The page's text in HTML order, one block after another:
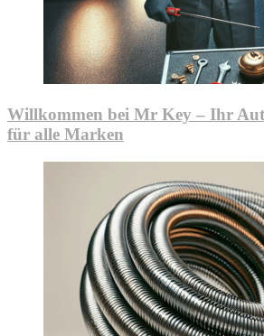
Willkommen bei Mr Key – Ihr
für alle Marken